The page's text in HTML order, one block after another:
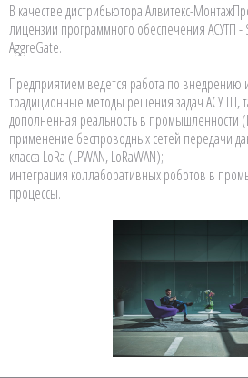
В качестве дистрибьютора Алвитекс-
лицензии программного обеспечения АСУТП
AggreGate.
Предприятием ведется работа по внедрению
традиционные методы решения задач АСУ ТП,
дополненная реальность в промышленности
применение беспроводных сетей передачи
класса LoRa (LPWAN, LoRaWAN);
интеграция коллаборативных роботов в
процессы.